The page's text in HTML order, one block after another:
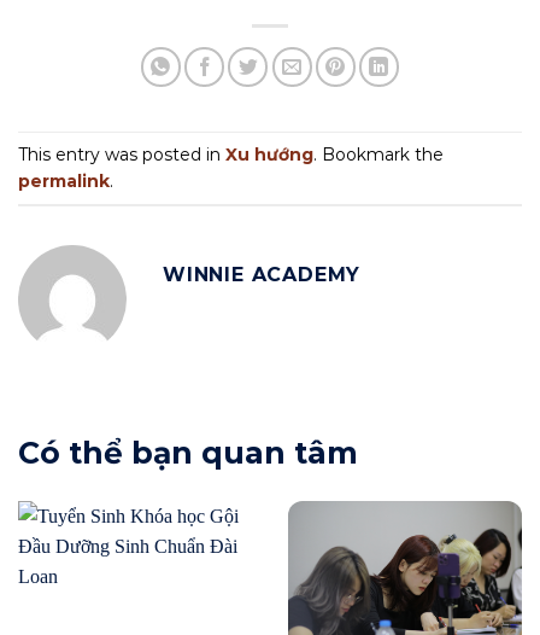
This entry was posted in Xu hướng. Bookmark the
permalink.
WINNIE ACADEMY
Có thể bạn quan tâm